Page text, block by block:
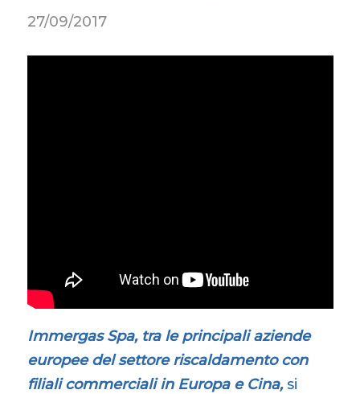
27/09/2017
Immergas Spa, tra le principali aziende
europee del settore riscaldamento con
filiali commerciali in Europa e Cina,si